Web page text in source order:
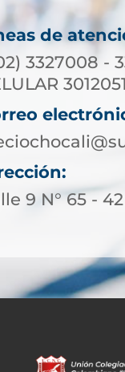
de
3327008 -
9 N° 65 - 42